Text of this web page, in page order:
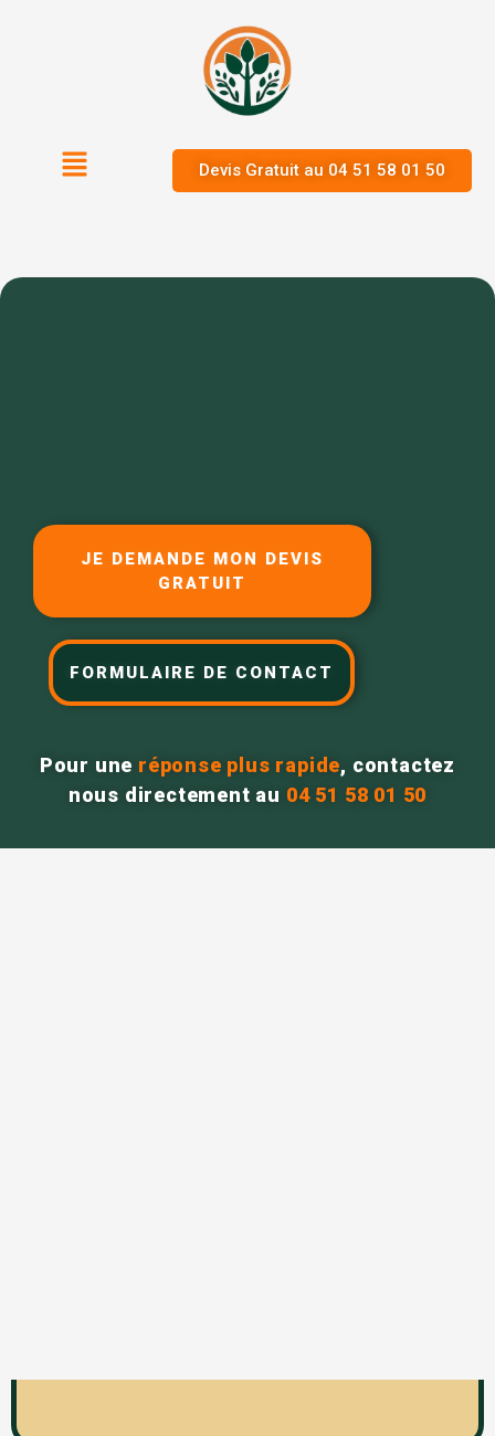
Devis Gratuit au 04 51 58 01 50
JE DEMANDE MON DEVIS
GRATUIT
FORMULAIRE DE CONTACT
Pour une réponse plus rapide, contactez
nous directement au 04 51 58 01 50